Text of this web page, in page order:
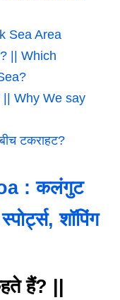
Sea Area
|| Which
|| Why We say
टकराहट?
: कलंगुट
शॉपिंग
हैं? ||